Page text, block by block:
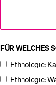
FÜR WELCHES
Ethnologie:
Ethnologie: